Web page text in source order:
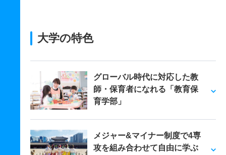
大学の特色
グローバル時代に対応した教
師・保育者になれる「教育保
育学部」
メジャー&マイナー制度で4専
攻を組み合わせて自由に学ぶ